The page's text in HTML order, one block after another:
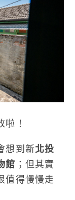
啦！
想到新北投
館 ；但其實
值得慢慢走